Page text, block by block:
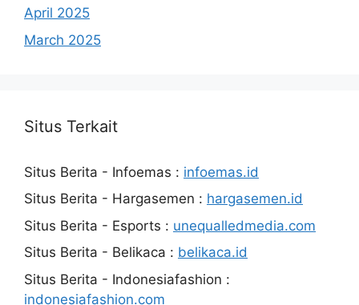
April 2025
March 2025
Situs Terkait
Situs Berita - Infoemas : infoemas.id
Situs Berita - Hargasemen : hargasemen.id
Situs Berita - Esports : unequalledmedia.com
Situs Berita - Belikaca : belikaca.id
Situs Berita - Indonesiafashion :
indonesiafashion.com